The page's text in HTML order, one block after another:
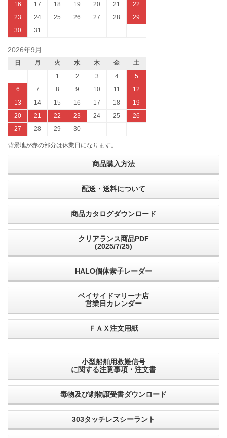
16
17 18 19 20 21
22
23
24 25 26 27 28
29
30
31
2026年9月
日 月 火 水 木 金
土
1
2 3 4
5
6
7 8 9 10 11
12
13
14 15 16 17 18
19
20
21 22 23 24 25
26
27
28 29 30
背景地が赤の部分は休業日になります。
商品購入方法
配送・送料について
商品カタログダウンロード
クリアランス商品PDF
(2025/7/25)
HALO個体素子レーダー
ベイサイドマリーナ店
営業日カレンダー
ＦＡＸ注文用紙
小型船舶用救難信号
に関する注意事項・注文書
毒物及び劇物譲受書ダウンロード
303タッチレスシーラント